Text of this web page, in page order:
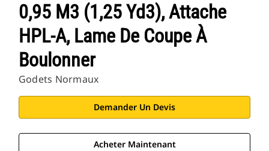
0,95 M3 (1,25 Yd3), Attache
HPL-A, Lame De Coupe À
Boulonner
Godets Normaux
Demander Un Devis
Acheter Maintenant